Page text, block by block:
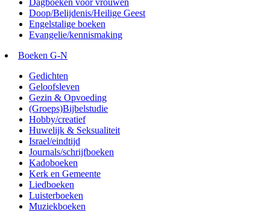
Dagboeken voor vrouwen
Doop/Belijdenis/Heilige Geest
Engelstalige boeken
Evangelie/kennismaking
Boeken G-N
Gedichten
Geloofsleven
Gezin & Opvoeding
(Groeps)Bijbelstudie
Hobby/creatief
Huwelijk & Seksualiteit
Israel/eindtijd
Journals/schrijfboeken
Kadoboeken
Kerk en Gemeente
Liedboeken
Luisterboeken
Muziekboeken